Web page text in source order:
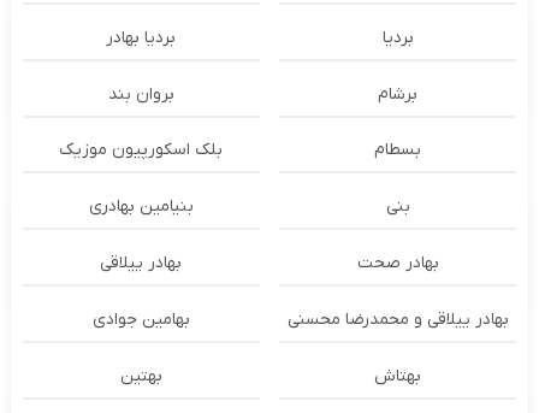
بردیا بردیا بهادر
برشام بروان بند
بسطام بلک اسکورپیون موزیک
بنی بنیامین بهادری
بهادر صحت بهادر ییلاقی
بهادر ییلاقی و محمدرضا محسنی بهامین جوادی
بهتاش بهتین